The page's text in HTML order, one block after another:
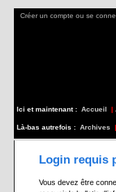
Créer un compte ou se
Ici et maintenant : Accueil |
Là-bas autrefois : Archives |
Login requis
Vous devez être